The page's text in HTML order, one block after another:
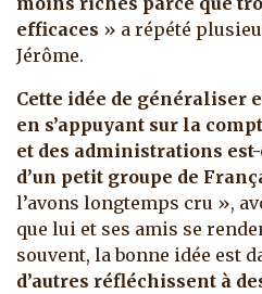
efficaces » a répété
Jérôme.
Cette idée de généraliser
en s’appuyant sur la
et des administrations
d’un petit groupe de
l’avons longtemps cru »,
que lui et ses amis se
souvent, la bonne idée est
d’autres réfléchissent à